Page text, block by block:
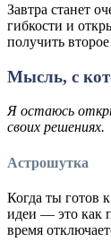
Завтра станет
гибкости и
получить
Мысль, с
Я остаюсь
своих решениях.
Астрошутка
Когда ты готов
идеи — это как
время